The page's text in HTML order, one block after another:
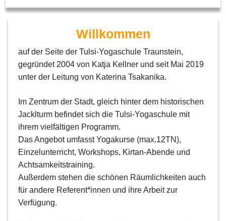
Willkommen
auf der Seite der Tulsi-Yogaschule Traunstein,
gegründet 2004 von Katja Kellner und seit Mai 2019
unter der Leitung von Katerina Tsakanika.
Im Zentrum der Stadt, gleich hinter dem historischen
Jacklturm befindet sich die Tulsi-Yogaschule mit
ihrem vielfältigen Programm.
Das Angebot umfasst Yogakurse (max.12TN),
Einzelunterricht, Workshops, Kirtan-Abende und
Achtsamkeitstraining.
Außerdem stehen die schönen Räumlichkeiten auch
für andere Referent*innen und ihre Arbeit zur
Verfügung.